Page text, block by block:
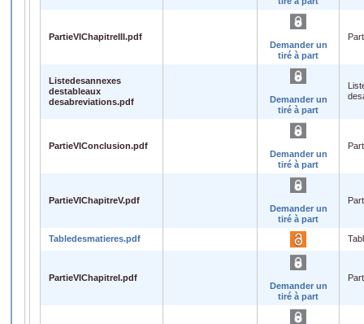
PartieVIChapitreIII.pdf
Demander un
tiré à part
Listedesannexes
destableaux
desabreviations.pdf
Demander un
tiré à part
PartieVIConclusion.pdf
Demander un
tiré à part
PartieVIChapitreV.pdf
Demander un
tiré à part
Tabledesmatieres.pdf
PartieVIChapitreI.pdf
Demander un
tiré à part